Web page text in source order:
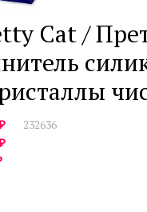
Cat /
232636